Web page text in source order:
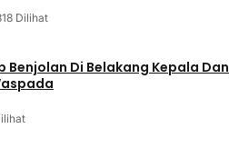
Dilihat
Benjolan Di Belakang Kepala Dan